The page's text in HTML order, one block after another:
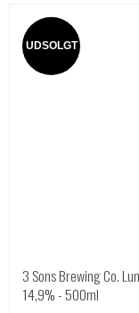
UDSOLGT
3 Sons Brewing Co.
14,9% - 500ml